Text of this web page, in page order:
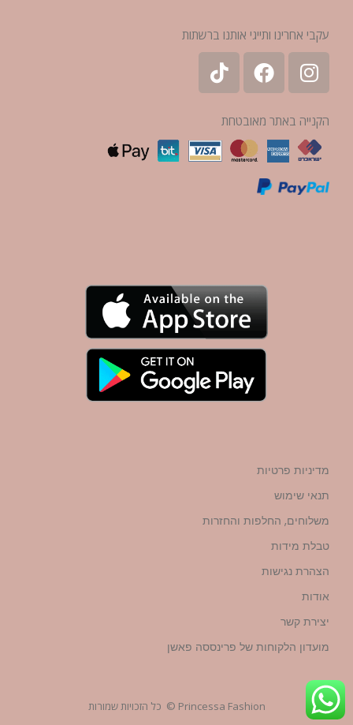
עקבי אחרינו ותייגי אותנו ברשתות
הקנייה באתר מאובטחת
מדיניות פרטיות
תנאי שימוש
משלוחים, החלפות והחזרות
טבלת מידות
הצהרת נגישות
אודות
יצירת קשר
מועדון הלקוחות של פרינססה פאשן